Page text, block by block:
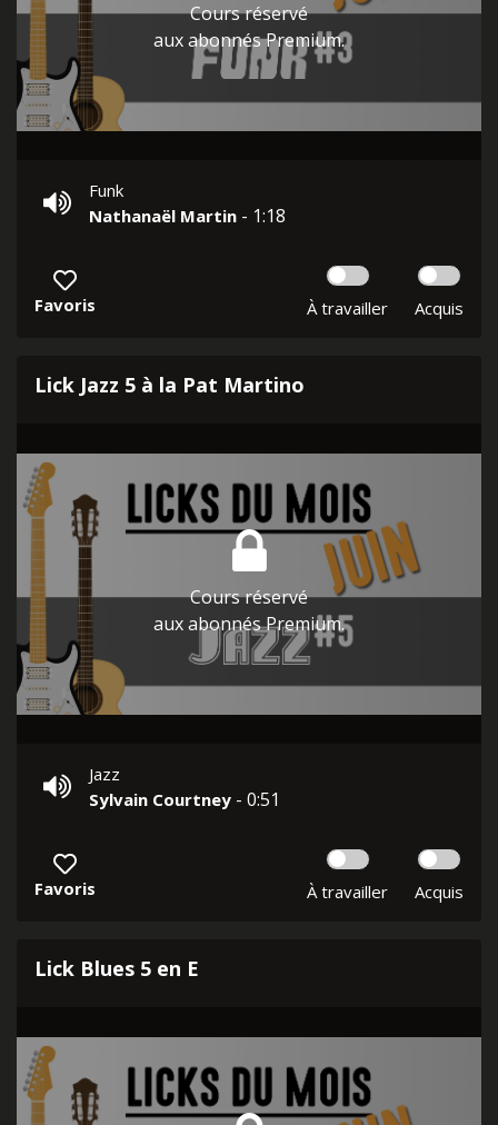
Cours réservé
aux abonnés Premium.
Funk
Nathanaël Martin - 1:18
Favoris À travailler Acquis
Lick Jazz 5 à la Pat Martino
Cours réservé
aux abonnés Premium.
Jazz
Sylvain Courtney - 0:51
Favoris À travailler Acquis
Lick Blues 5 en E